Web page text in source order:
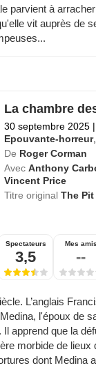
parvient à
vit auprès de
La chambre
30 septembre 2025 |
Epouvante-horreur,
De Roger Corman
Avec Anthony
Vincent Price
Titre originalThe
Spectateurs
3,5
Mes amis
--
L’anglais
l'époux de
apprend que la
morbide de
dont Medina